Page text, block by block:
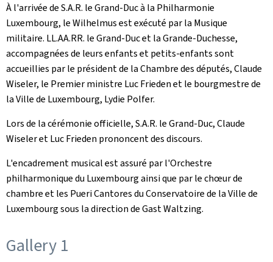
À l'arrivée de S.A.R. le Grand-Duc à la Philharmonie
Luxembourg, le Wilhelmus est exécuté par la Musique
militaire. LL.AA.RR. le Grand-Duc et la Grande-Duchesse,
accompagnées de leurs enfants et petits-enfants sont
accueillies par le président de la Chambre des députés, Claude
Wiseler, le Premier ministre Luc Frieden et le bourgmestre de
la Ville de Luxembourg, Lydie Polfer.
Lors de la cérémonie officielle, S.A.R. le Grand-Duc, Claude
Wiseler et Luc Frieden prononcent des discours.
L'encadrement musical est assuré par l'Orchestre
philharmonique du Luxembourg ainsi que par le chœur de
chambre et les Pueri Cantores du Conservatoire de la Ville de
Luxembourg sous la direction de Gast Waltzing.
Gallery 1